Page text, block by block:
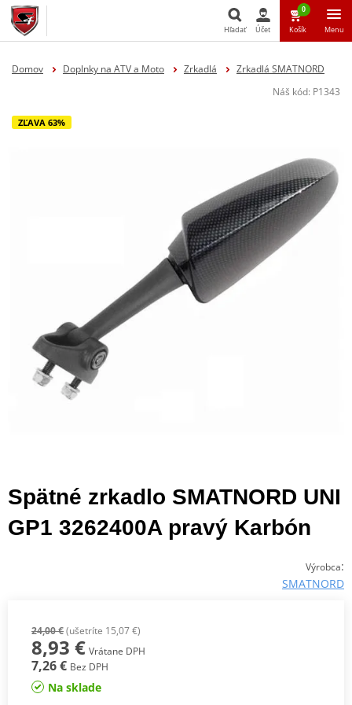
Hľadať
Hľadať Účet
0
Košík Menu
Domov Doplnky na ATV a Moto Zrkadlá
Zrkadlá SMATNORD
Náš kód: P1343
ZĽAVA 63%
Spätné zrkadlo SMATNORD UNI
GP1 3262400A pravý Karbón
Výrobca:
SMATNORD
24,00 €(ušetríte 15,07 €)
8,93 € Vrátane DPH
7,26 € Bez DPH
Na sklade